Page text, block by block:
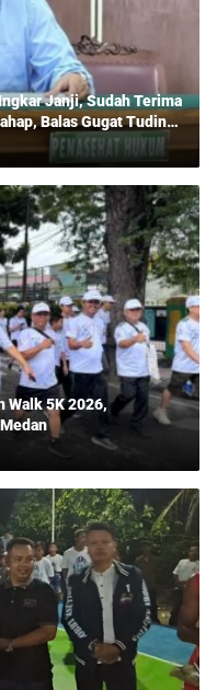
Janji, Sudah Terima
Balas Gugat Tuding
Walk 5K 2026,